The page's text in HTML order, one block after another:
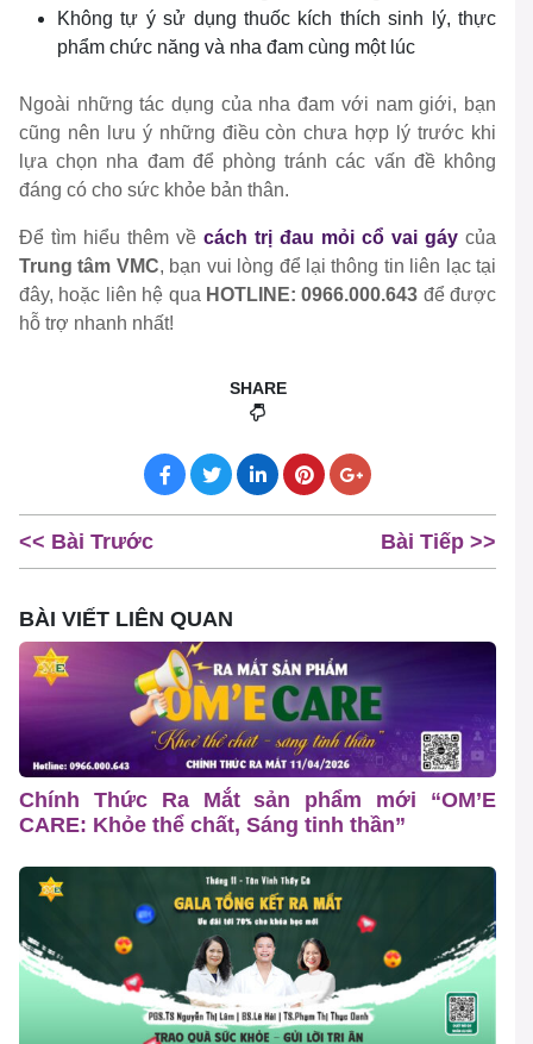
Không tự ý sử dụng thuốc kích thích sinh lý, thực
phẩm chức năng và nha đam cùng một lúc
Ngoài những tác dụng của nha đam với nam giới, bạn
cũng nên lưu ý những điều còn chưa hợp lý trước khi
lựa chọn nha đam để phòng tránh các vấn đề không
đáng có cho sức khỏe bản thân.
Để tìm hiểu thêm về cách trị đau mỏi cổ vai gáy của
Trung tâm VMC, bạn vui lòng để lại thông tin liên lạc tại
đây, hoặc liên hệ qua HOTLINE: 0966.000.643 để được
hỗ trợ nhanh nhất!
SHARE
<< Bài Trước Bài Tiếp >>
BÀI VIẾT LIÊN QUAN
Chính Thức Ra Mắt sản phẩm mới “OM’E
CARE: Khỏe thể chất, Sáng tinh thần”